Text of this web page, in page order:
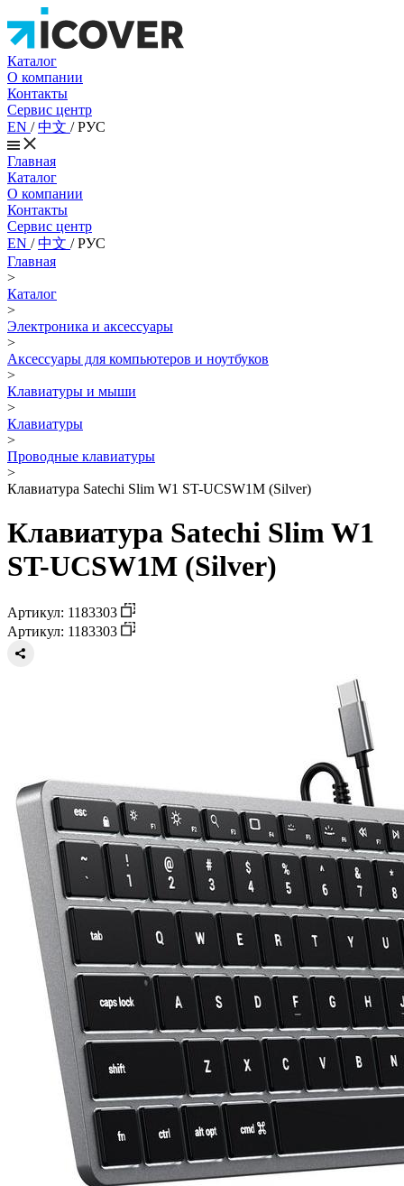
Каталог
О компании
Контакты
Сервис центр
EN /中文 /РУС
Главная
Каталог
О компании
Контакты
Сервис центр
EN /中文 /РУС
Главная
>
Каталог
>
Электроника и аксессуары
>
Аксессуары для компьютеров и ноутбуков
>
Клавиатуры и мыши
>
Клавиатуры
>
Проводные клавиатуры
>
Клавиатура Satechi Slim W1 ST-UCSW1M (Silver)
Клавиатура Satechi Slim W1
ST-UCSW1M (Silver)
Артикул: 1183303
Артикул: 1183303